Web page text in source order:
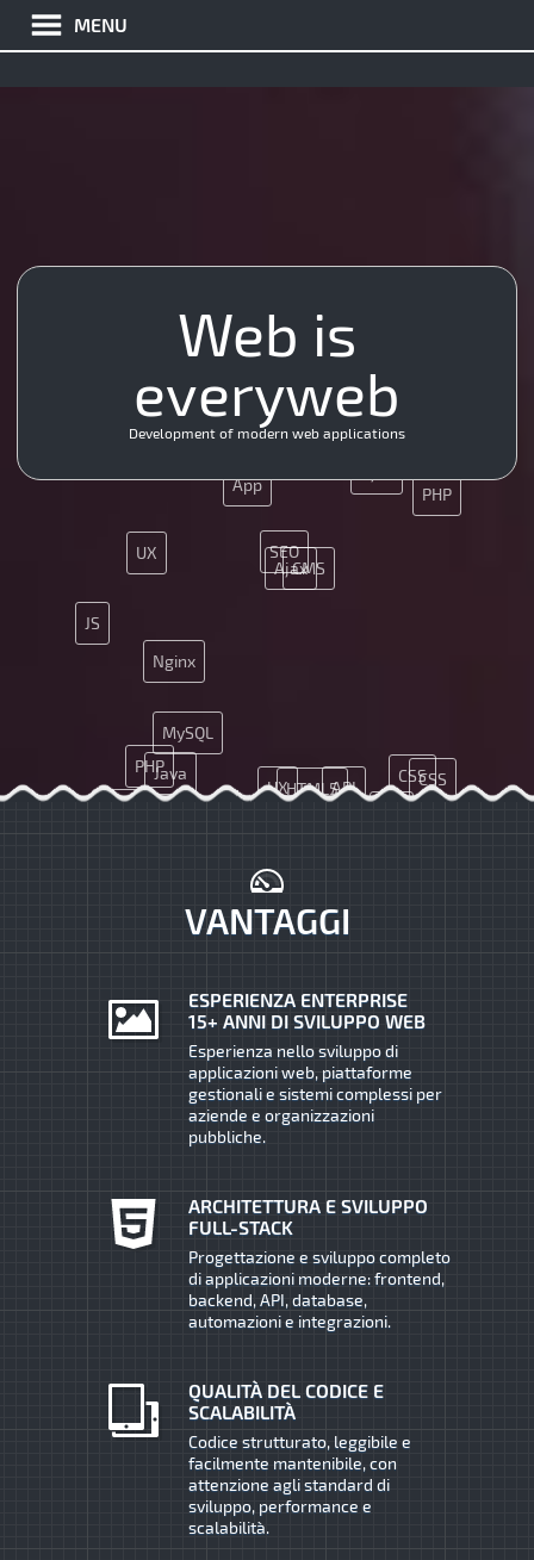
MENU
PHP
JS
JQuery
Nginx SEO
Java
UX
API
CSS
Git
App
PHP
MySQL
HTML5
JQuery
Nginx
SEO
UX
CMS
CSS
Ajax
Git
Web is
everyweb
Development of modern web applications
VANTAGGI
ESPERIENZA ENTERPRISE
15+ ANNI DI SVILUPPO WEB
Esperienza nello sviluppo di
applicazioni web, piattaforme
gestionali e sistemi complessi per
aziende e organizzazioni
pubbliche.
ARCHITETTURA E SVILUPPO
FULL-STACK
Progettazione e sviluppo completo
di applicazioni moderne: frontend,
backend, API, database,
automazioni e integrazioni.
QUALITÀ DEL CODICE E
SCALABILITÀ
Codice strutturato, leggibile e
facilmente mantenibile, con
attenzione agli standard di
sviluppo, performance e
scalabilità.